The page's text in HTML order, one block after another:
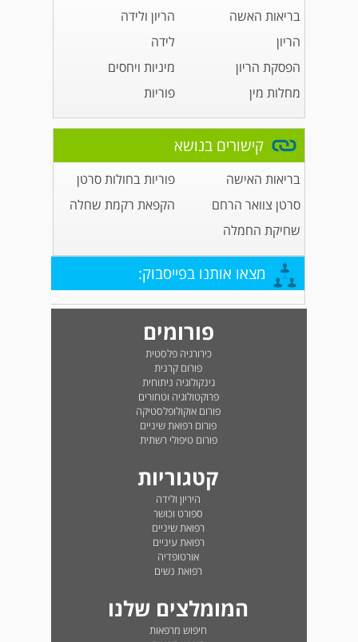
בריאות האשה
הריון ולידה
הריון
לידה
הפסקת הריון
מיניות ויחסים
מחלות מין
פוריות
קישורים בנושא
בריאות האישה
פוריות בחולות סרטן
סרטן צוואר הרחם
הקפאת רקמת שחלה
שחיקת החמלה
מצאו אותנו בפייסבוק:
פורומים
כירורגיה פלסטית
פורום קרנית
גינקולוגיה ניתוחית
פרוקטולוגיה וטחורים
פורום אוקולופלסטיקה
פורום רפואת שיניים
פורום טיפולי רשתית
קטגוריות
היריון ולידה
ספורט וכושר
רפואת שיניים
רפואת עיניים
אורטופדיה
רפואת נשים
המומלצים שלנו
חיפוש מרפאות